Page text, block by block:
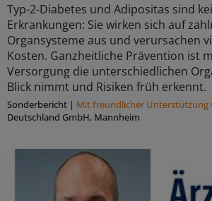
Typ-2-Diabetes und Adipositas sind
Erkrankungen: Sie wirken sich auf
Organsysteme aus und verursachen
Kosten. Ganzheitliche Prävention ist
Versorgung die unterschiedlichen
Blick nimmt und Risiken früh erkennt.
Sonderbericht | Mit freundlicher Unterstützung
Deutschland GmbH, Mannheim